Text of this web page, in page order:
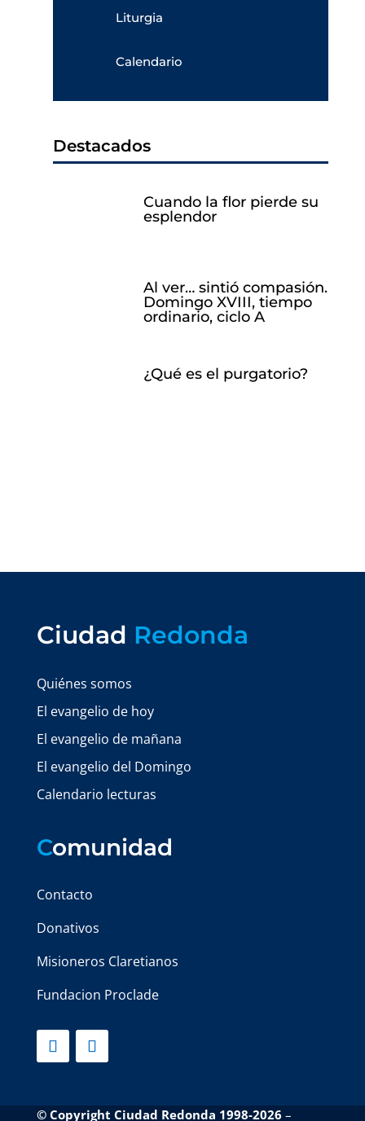
Liturgia
Calendario
Destacados
Cuando la flor pierde su
esplendor
Al ver… sintió compasión.
Domingo XVIII, tiempo
ordinario, ciclo A
¿Qué es el purgatorio?
Ciudad Redonda
Quiénes somos
El evangelio de hoy
El evangelio de mañana
El evangelio del Domingo
Calendario lecturas
Comunidad
Contacto
Donativos
Misioneros Claretianos
Fundacion Proclade
© Copyright Ciudad Redonda 1998-2026 –